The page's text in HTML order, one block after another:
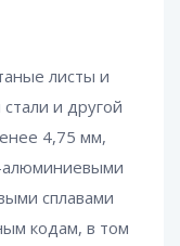
листы и
и другой
4,75 мм,
сплавами
кодам, в том